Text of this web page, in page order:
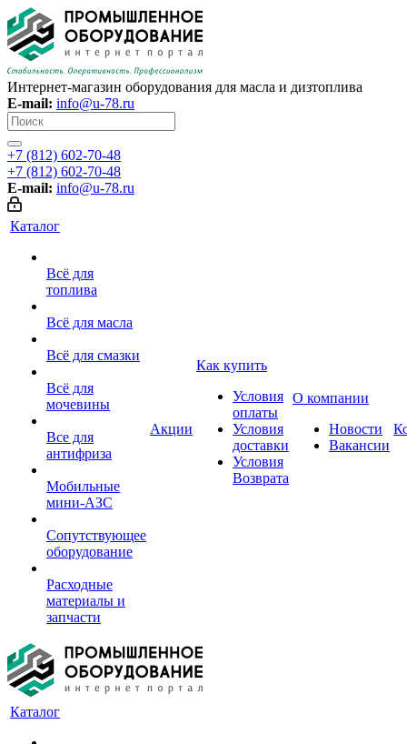
Интернет-магазин оборудования для масла и дизтоплива
E-mail: info@u-78.ru
+7 (812) 602-70-48
+7 (812) 602-70-48
E-mail: info@u-78.ru
Каталог
Всё для
топлива
Всё для масла
Всё для смазки
Всё для
мочевины
Все для
антифриза
Мобильные
мини-АЗС
Сопутствующее
оборудование
Расходные
материалы и
запчасти
Акции
Как купить
Условия
оплаты
Условия
доставки
Условия
Возврата
О компании
Новости
Вакансии
Каталог